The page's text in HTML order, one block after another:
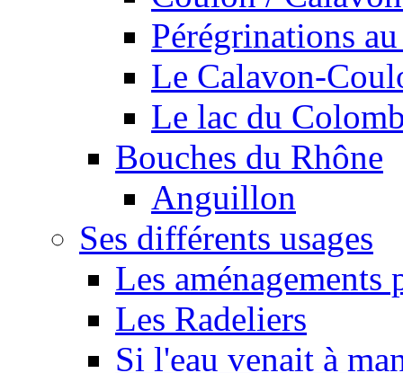
Pérégrinations
Le Calavon-
Le lac du
Bouches du Rhône
Anguillon
Ses différents usages
Les
Les Radeliers
Si l'eau venait à